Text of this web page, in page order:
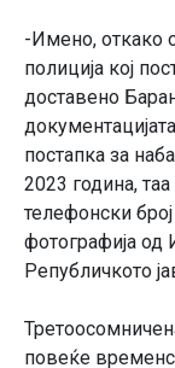
-Имено, откако
полиција кој
доставено
постапка за
2023 година,
телефонски
фотографија од
Републичкото
повеќе